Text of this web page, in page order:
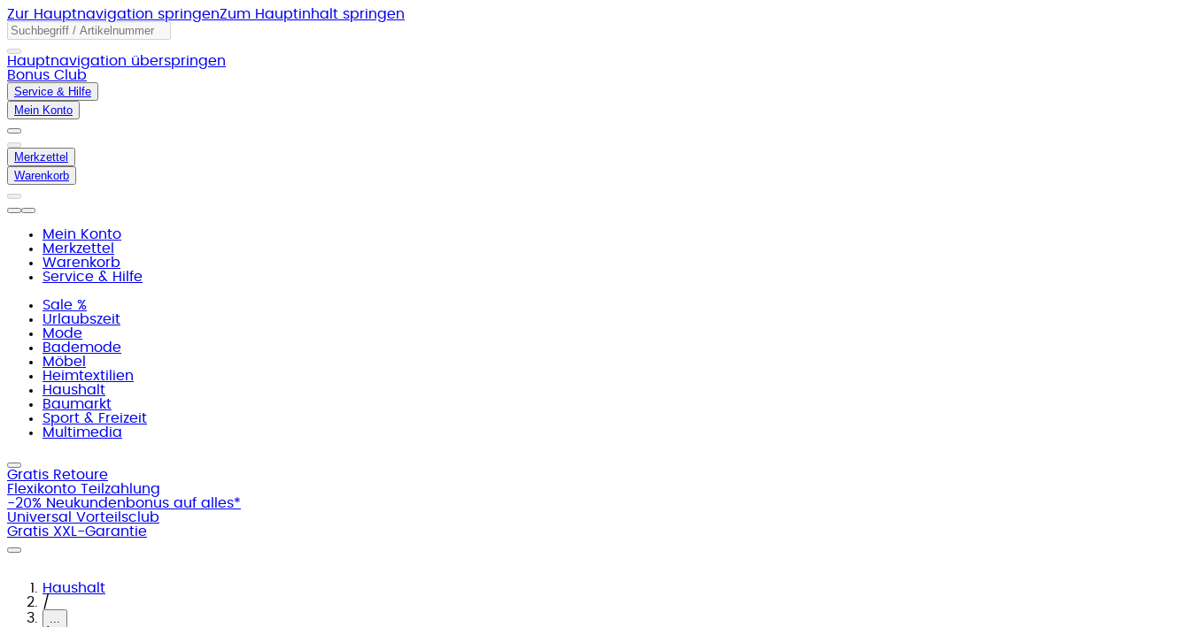
Zur Hauptnavigation springenZum Hauptinhalt springen
Hauptnavigation überspringen
Bonus Club
Service & Hilfe
Mein Konto
Merkzettel
Warenkorb
Mein Konto
Merkzettel
Warenkorb
Service & Hilfe
Sale %
Urlaubszeit
Mode
Bademode
Möbel
Heimtextilien
Haushalt
Baumarkt
Sport & Freizeit
Multimedia
Gratis Retoure
Flexikonto Teilzahlung
-20% Neukundenbonus auf alles*
Universal Vorteilsclub
Gratis XXL-Garantie
Haushalt
/
...